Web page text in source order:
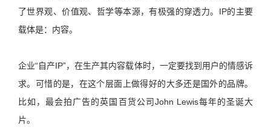
了世界观、价值观、哲学等本源，有极强的穿透力。IP的主要
载体是：内容。
企业“自产IP”，在生产其内容载体时，一定要找到用户的情感诉
求。可惜的是，在这个层面上做得好的大多还是国外的品牌。
比如，最会拍广告的英国百货公司John Lewis每年的圣诞大
片。